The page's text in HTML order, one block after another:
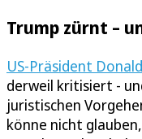
Trump zürnt –
US-Präsident
derweil kritisiert -
juristischen
könne nicht